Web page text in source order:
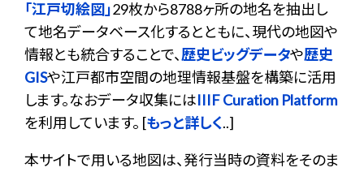
「江戸切絵図」29枚から8788ヶ所の地名を抽出し
て地名データベース化するとともに、現代の地図や
情報とも統合することで、歴史ビッグデータや歴史
GISや江戸都市空間の地理情報基盤を構築に活用
します。なおデータ収集にはIIIF Curation Platform
を利用しています。 [もっと詳しく..]
本サイトで用いる地図は、発行当時の資料をそのま